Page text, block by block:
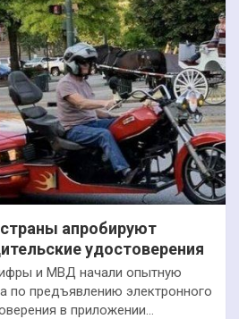
страны апробируют
удостоверения
и МВД начали опытную
по предъявлению электронного
в приложении…